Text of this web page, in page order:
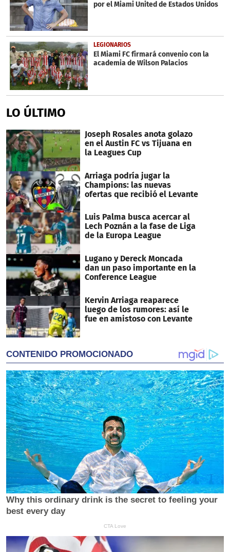
second
por el Miami United de Estados Unidos
LEGIONARIOS
El Miami FC firmará convenio con la
academia de Wilson Palacios
LO ÚLTIMO
Joseph Rosales anota golazo
en el Austin FC vs Tijuana en
la Leagues Cup
Arriaga podría jugar la
Champions: las nuevas
ofertas que recibió el Levante
Luis Palma busca acercar al
Lech Poznán a la fase de Liga
de la Europa League
Lugano y Dereck Moncada
dan un paso importante en la
Conference League
Kervin Arriaga reaparece
luego de los rumores: así le
fue en amistoso con Levante